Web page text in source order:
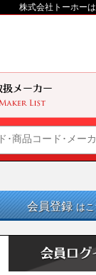
株式会社トーホー
会員登録 は